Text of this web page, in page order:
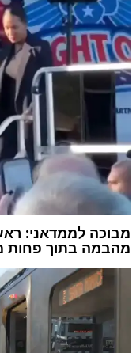
מבוכה לממדאני:
מהבמה בתוך פחות